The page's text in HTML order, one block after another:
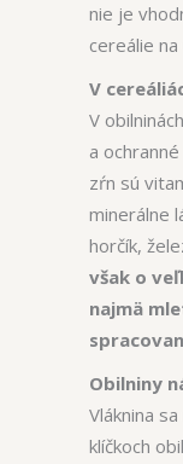
nie je
cereálie
V
V
a
zŕn sú
minerálne
horčík,
však o
najmä
Obilniny
Vláknina
klíčkoch